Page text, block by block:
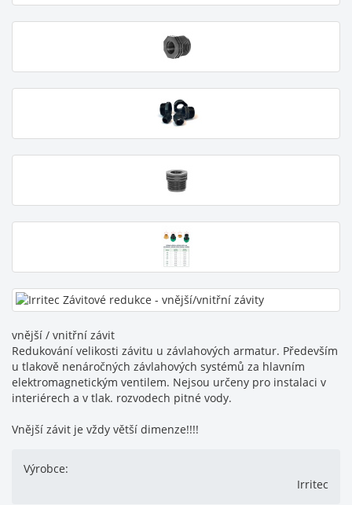
vnější / vnitřní závit
Redukování velikosti závitu u závlahových armatur. Především
u tlakově nenáročných závlahových systémů za hlavním
elektromagnetickým ventilem. Nejsou určeny pro instalaci v
interiérech a v tlak. rozvodech pitné vody.
Vnější závit je vždy větší dimenze!!!!
Výrobce:
Irritec